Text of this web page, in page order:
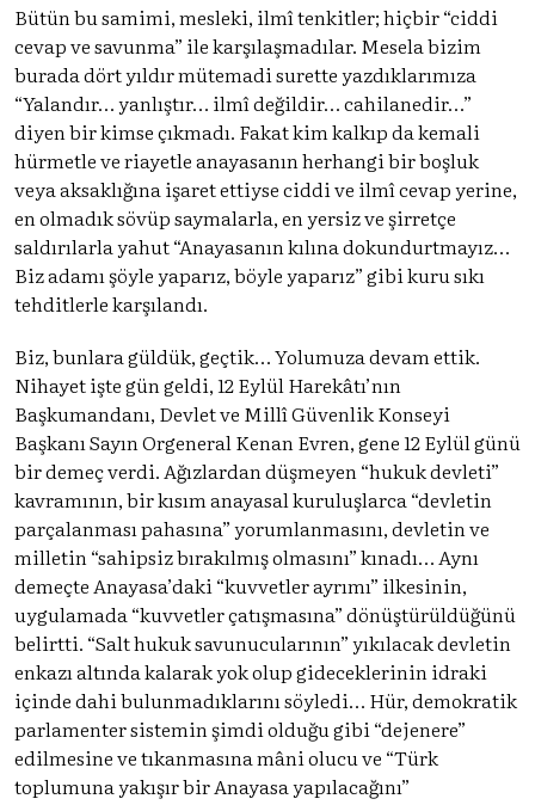
Bütün bu samimi, mesleki, ilmî tenkitler; hiçbir “ciddi
cevap ve savunma” ile karşılaşmadılar. Mesela bizim
burada dört yıldır mütemadi surette yazdıklarımıza
“Yalandır… yanlıştır… ilmî değildir… cahilanedir…”
diyen bir kimse çıkmadı. Fakat kim kalkıp da kemali
hürmetle ve riayetle anayasanın herhangi bir boşluk
veya aksaklığına işaret ettiyse ciddi ve ilmî cevap yerine,
en olmadık sövüp saymalarla, en yersiz ve şirretçe
saldırılarla yahut “Anayasanın kılına dokundurtmayız…
Biz adamı şöyle yaparız, böyle yaparız” gibi kuru sıkı
tehditlerle karşılandı.
Biz, bunlara güldük, geçtik… Yolumuza devam ettik.
Nihayet işte gün geldi, 12 Eylül Harekâtı’nın
Başkumandanı, Devlet ve Millî Güvenlik Konseyi
Başkanı Sayın Orgeneral Kenan Evren, gene 12 Eylül günü
bir demeç verdi. Ağızlardan düşmeyen “hukuk devleti”
kavramının, bir kısım anayasal kuruluşlarca “devletin
parçalanması pahasına” yorumlanmasını, devletin ve
milletin “sahipsiz bırakılmış olmasını” kınadı… Aynı
demeçte Anayasa’daki “kuvvetler ayrımı” ilkesinin,
uygulamada “kuvvetler çatışmasına” dönüştürüldüğünü
belirtti. “Salt hukuk savunucularının” yıkılacak devletin
enkazı altında kalarak yok olup gideceklerinin idraki
içinde dahi bulunmadıklarını söyledi… Hür, demokratik
parlamenter sistemin şimdi olduğu gibi “dejenere”
edilmesine ve tıkanmasına mâni olucu ve “Türk
toplumuna yakışır bir Anayasa yapılacağını”